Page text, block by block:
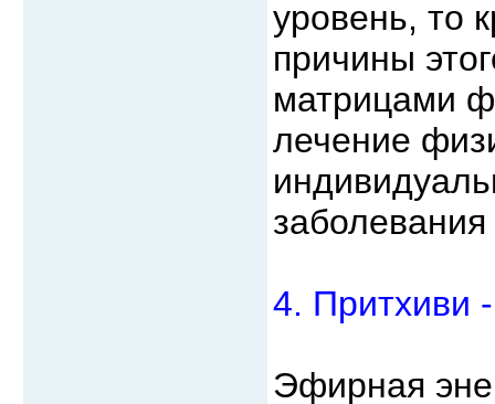
уровень, то
причины
матрицами
лечение
4. Притхиви
Эфирная